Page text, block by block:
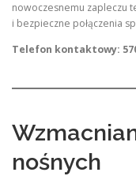
nowoczesnemu zapleczu
i bezpieczne połączenia
Telefon kontaktowy:
nośnych